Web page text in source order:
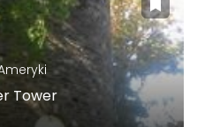
Tower